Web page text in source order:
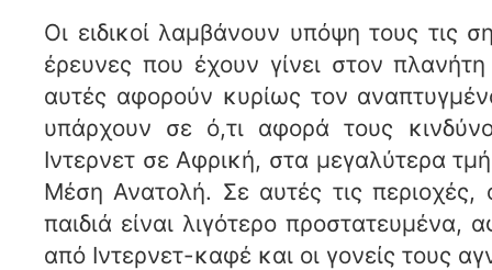
Οι ειδικοί λαμβάνουν υπόψη τους τις
έρευνες που έχουν γίνει στον
αυτές αφορούν κυρίως τον
υπάρχουν σε ό,τι αφορά τους
Ιντερνετ σε Αφρική, στα μεγαλύτερα
Μέση Ανατολή. Σε αυτές τις
παιδιά είναι λιγότερο
από Ιντερνετ-καφέ και οι γονείς τους